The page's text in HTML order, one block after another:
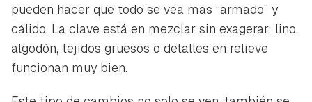
pueden hacer que todo se vea más “armado” y
cálido. La clave está en mezclar sin exagerar: lino,
algodón, tejidos gruesos o detalles en relieve
funcionan muy bien.